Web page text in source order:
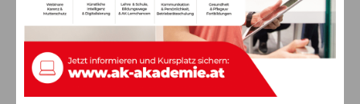
Aktuell 10. August 2026
Alkotest positiv: 36-Jährige kommt in
Nötsch von Straße ab – verletzt ins
Krankenhaus
Aktuell 10. August 2026